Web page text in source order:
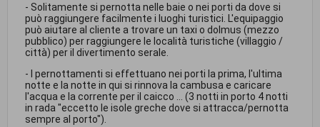
- Solitamente si pernotta nelle baie o nei porti da dove si
può raggiungere facilmente i luoghi turistici. L'equipaggio
può aiutare al cliente a trovare un taxi o dolmus (mezzo
pubblico) per raggiungere le località turistiche (villaggio /
città) per il divertimento serale.
- I pernottamenti si effettuano nei porti la prima, l'ultima
notte e la notte in qui si rinnova la cambusa e caricare
l'acqua e la corrente per il caicco ... (3 notti in porto 4 notti
in rada "eccetto le isole greche dove si attracca/pernotta
sempre al porto").